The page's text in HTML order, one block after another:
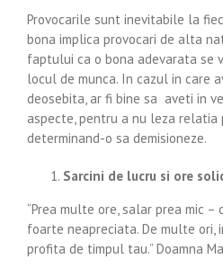
Provocarile sunt inevitabile la
bona implica provocari de alta
faptului ca o bona adevarata se
locul de munca. In cazul in care
deosebita, ar fi bine sa aveti in
aspecte, pentru a nu leza relatia
determinand-o sa demisioneze.
Sarcini de lucru si ore
“Prea multe ore, salar prea mic –
foarte neapreciata. De multe ori,
profita de timpul tau.” Doamna